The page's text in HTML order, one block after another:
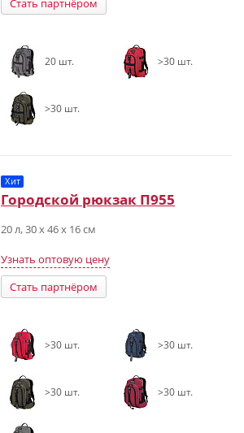
Стать партнёром
20 шт. >30 шт.
>30 шт.
Хит
Городской рюкзак П955
20 л, 30 х 46 х 16 см
Узнать оптовую цену
Стать партнёром
>30 шт. >30 шт.
>30 шт. >30 шт.